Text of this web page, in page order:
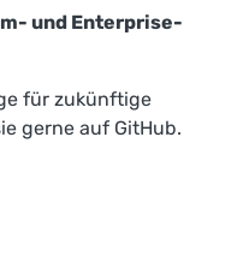
und Enterprise-
für zukünftige
gerne auf GitHub.